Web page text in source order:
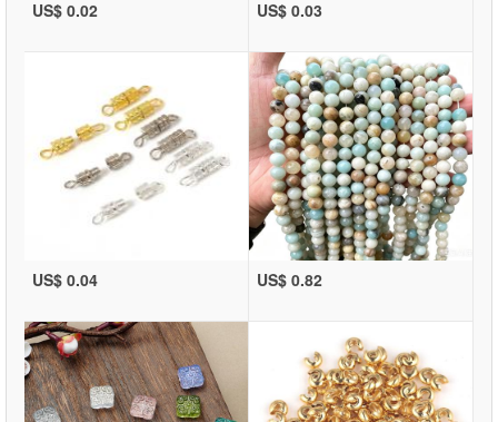
US$ 0.02 US$ 0.03
US$ 0.04 US$ 0.82